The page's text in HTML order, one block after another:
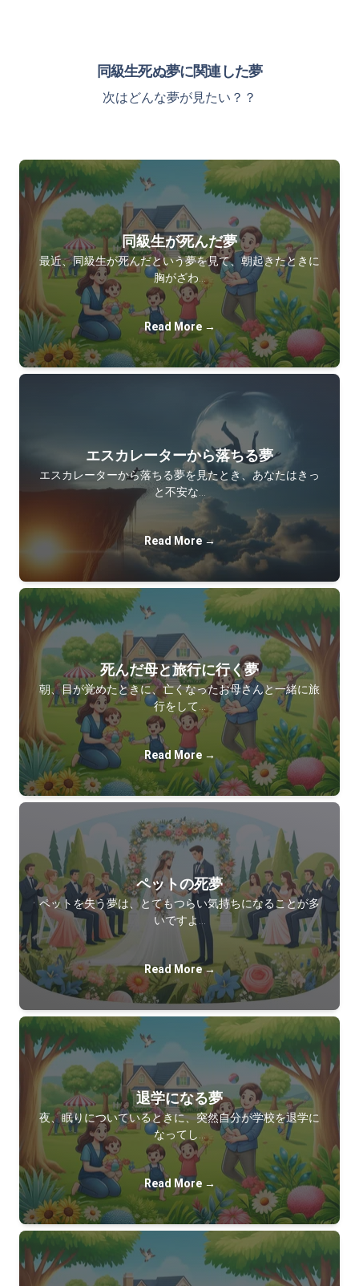
同級生死ぬ夢に関連した夢
次はどんな夢が見たい？？
同級生が死んだ夢
最近、同級生が死んだという夢を見て、朝起きたときに
胸がざわ…
Read More →
エスカレーターから落ちる夢
エスカレーターから落ちる夢を見たとき、あなたはきっ
と不安な…
Read More →
死んだ母と旅行に行く夢
朝、目が覚めたときに、亡くなったお母さんと一緒に旅
行をして…
Read More →
ペットの死夢
ペットを失う夢は、とてもつらい気持ちになることが多
いですよ…
Read More →
退学になる夢
夜、眠りについているときに、突然自分が学校を退学に
なってし…
Read More →